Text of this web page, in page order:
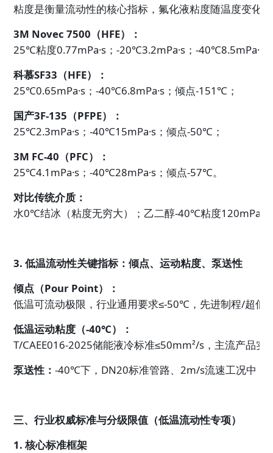
粘度是衡量流动性的核心指标，氟化液粘度随温度变化
3M Novec 7500（HFE）：
25℃粘度0.77mPa·s；-20℃3.2mPa·s；-
科慕SF33（HFE）：
25℃0.65mPa·s；-40℃6.8mPa·s；倾点-151℃；
国产3F-135（PFPE）：
25℃2.3mPa·s；-40℃15mPa·s；倾点-50℃；
3M FC-40（PFC）：
25℃4.1mPa·s；-40℃28mPa·s；倾点-57℃。
对比传统介质：
水0℃结冰（粘度无穷大）；乙二醇-40℃粘度
3. 低温流动性关键指标：倾点、运动粘度、泵送性
倾点（Pour Point）：
低温可流动极限，行业通用要求≤-50℃，先进制程/超低
低温运动粘度（-40℃）：
T/CAEE016-2025储能液冷标准≤50mm²/s，主流产品
泵送性：-40℃下，DN20标准管路、2m/s流速工况中，
三、行业权威标准与分级限值（低温流动性专项）
1. 核心标准框架